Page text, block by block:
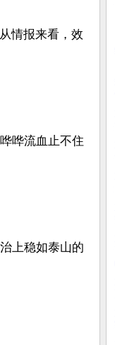
情报来看，效
哗流血止不住
上稳如泰山的